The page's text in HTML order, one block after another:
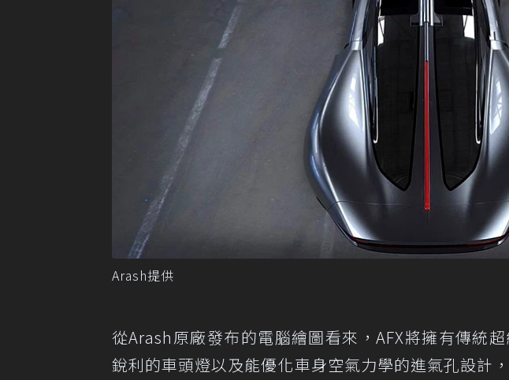
Arash提供
從Arash原廠發布的電腦繪圖看來，AFX將擁有傳統超
銳利的車頭燈以及能優化車身空氣力學的進氣孔設計